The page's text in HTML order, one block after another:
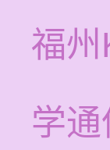
福
学